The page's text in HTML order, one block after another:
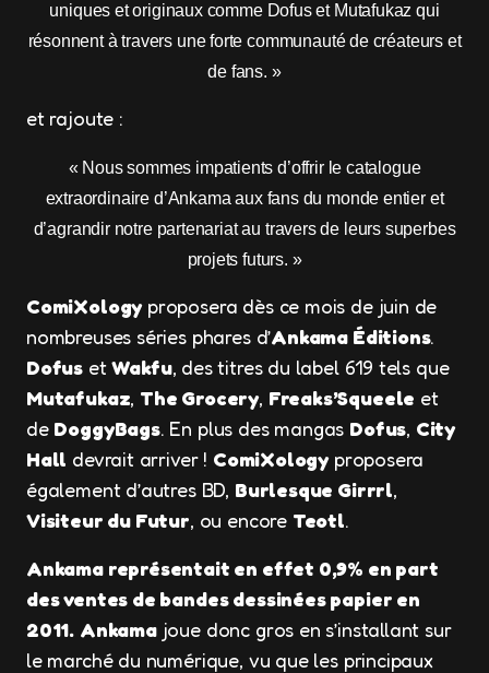
uniques et originaux comme Dofus et Mutafukaz qui
résonnent à travers une forte communauté de créateurs et
de fans. »
et rajoute :
« Nous sommes impatients d’offrir le catalogue
extraordinaire d’Ankama aux fans du monde entier et
d’agrandir notre partenariat au travers de leurs superbes
projets futurs. »
ComiXologyproposera dès ce mois de juin de
nombreuses séries phares d’Ankama Éditions.
Dofus etWakfu, des titres du label 619 tels que
Mutafukaz, The Grocery, Freaks’Squeele et
de DoggyBags. En plus des mangas Dofus, City
Hall devrait arriver ! ComiXologyproposera
également d’autres BD, Burlesque Girrrl,
Visiteur du Futur, ou encore Teotl.
Ankama représentait en effet 0,9% en part
des ventes de bandes dessinées papier en
2011. Ankamajoue donc gros en s’installant sur
le marché du numérique, vu que les principaux